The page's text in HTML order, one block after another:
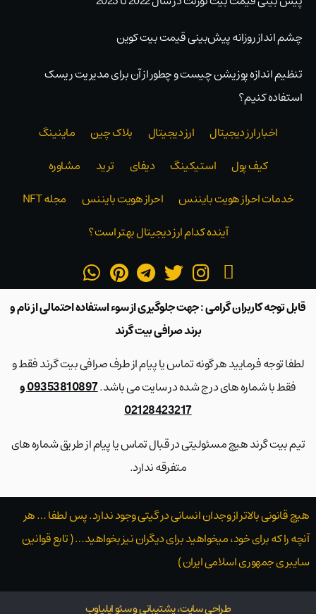
چشم انداز روزانه پیش‌بینی قیمت بیت کوین
تنظیم اندازه پوزیشن چیست و چطور از آن برای مدیریت ریسک
استفاده کنیم؟
اخبار ارز دیجیتال
ارز دیجیتال بلاک‌ چین
ماینینگ
کیف پول
استیکینگ دیفای ترید
مشاوره
خدمات احراز هویت بایننس
احراز هویت بایننس
مجله NFT
آینده کدام ارز دیجیتال بهتر است؟
قابل توجه کاربران گرامی : جهت جلوگیری از سوء استفاده احتمالی از نام و
برند صرافی بیت گرند
لطفا توجه فرمایید هر گونه تماس یا پیام از طرف صرافی بیت گرند فقط و
فقط با شماره های درج شده در سایت می باشد.
09353810897 و
02128423217
تیم بیت گرند هیچ مسئولیتی در قبال تماس یا پیام از طریق شماره های
متفرقه ندارد.
هیچ قانونی بالاتر از وجدان انسانی در گیتی وجود ندارد. پس لطفا … هر
آنچه را که برای خود، میخواهید برای دیگران نیز بخواهید… ( تابع قوانین
سایبری جمهوری اسلامی ایران )
طراحی سایت، پشتیبانی و سئو ایلیاوب